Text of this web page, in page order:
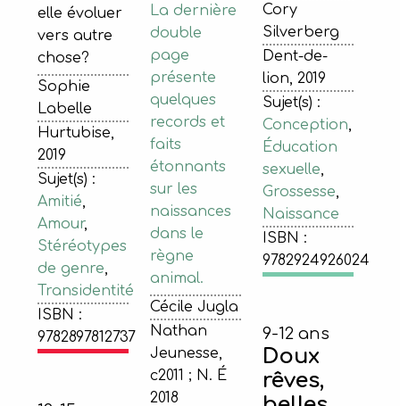
elle évoluer
vers autre
chose?
Sophie
Labelle
Hurtubise,
2019
Sujet(s) :
Amitié,
Amour,
Stéréotypes
de genre,
Transidentité
ISBN :
9782897812737
La dernière
double
page
présente
quelques
records et
faits
étonnants
sur les
naissances
dans le
règne
animal.
Cécile Jugla
Nathan
Jeunesse,
c2011 ; N. É
2018
Cory
Silverberg
Dent-de-
lion, 2019
Sujet(s) :
Conception,
Éducation
sexuelle,
Grossesse,
Naissance
ISBN :
9782924926024
9-12 ans
Doux
rêves,